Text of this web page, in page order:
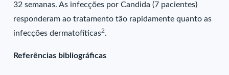
32 semanas. As infecções por Candida (7 pacientes)
responderam ao tratamento tão rapidamente quanto as
infecções dermatofíticas2.
Referências bibliográficas